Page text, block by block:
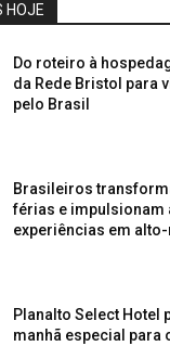
HOJE
Do roteiro à
da Rede Bristol para
pelo Brasil
Brasileiros
férias e impulsionam
experiências em
Planalto Select Hotel
manhã especial para